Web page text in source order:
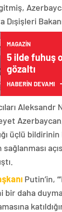
Dışişleri
MAGAZIN
5 ilde fuhuş
gözaltı
HABERİN DEVAMI
Aleksandr
üçlü
Putin’in,
bir daha